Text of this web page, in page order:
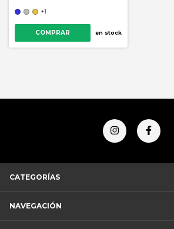
+1
COMPRAR en stock
CATEGORÍAS
NAVEGACIÓN